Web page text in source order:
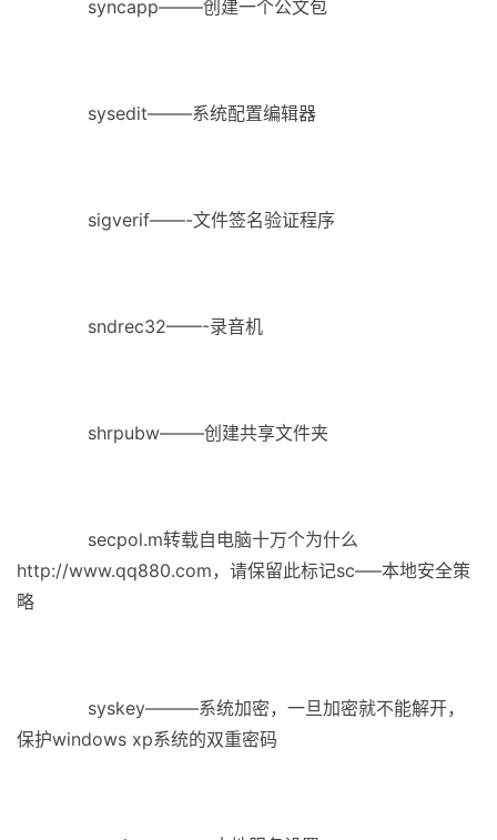
syncapp——–创建一个公文包
sysedit——–系统配置编辑器
sigverif——-文件签名验证程序
sndrec32——-录音机
shrpubw——–创建共享文件夹
secpol.m转载自电脑十万个为什么
http://www.qq880.com，请保留此标记sc—–本地安全策
略
syskey———系统加密，一旦加密就不能解开，
保护windows xp系统的双重密码